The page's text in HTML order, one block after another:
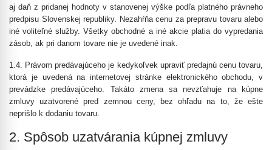
aj daň z pridanej hodnoty v stanovenej výške podľa platného právneho
predpisu Slovenskej republiky. Nezahŕňa cenu za prepravu tovaru alebo
iné voliteľné služby. Všetky obchodné a iné akcie platia do vypredania
zásob, ak pri danom tovare nie je uvedené inak.
1.4. Právom predávajúceho je kedykoľvek upraviť predajnú cenu tovaru,
ktorá je uvedená na internetovej stránke elektronického obchodu, v
prevádzke predávajúceho. Takáto zmena sa nevzťahuje na kúpne
zmluvy uzatvorené pred zemnou ceny, bez ohľadu na to, že ešte
neprišlo k dodaniu tovaru.
2. Spôsob uzatvárania kúpnej zmluvy